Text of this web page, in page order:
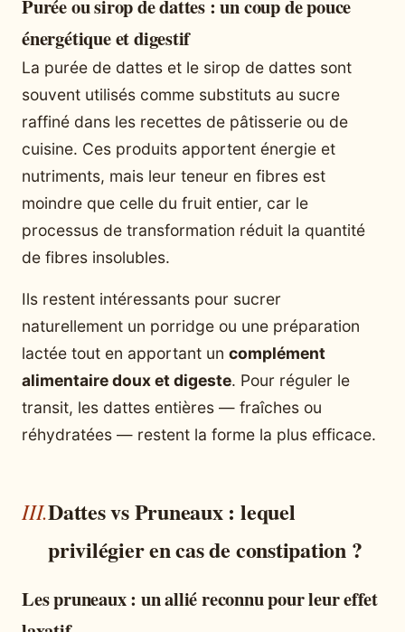
Purée ou sirop de dattes : un coup de pouce
énergétique et digestif
La purée de dattes et le sirop de dattes sont
souvent utilisés comme substituts au sucre
raffiné dans les recettes de pâtisserie ou de
cuisine. Ces produits apportent énergie et
nutriments, mais leur teneur en fibres est
moindre que celle du fruit entier, car le
processus de transformation réduit la quantité
de fibres insolubles.
Ils restent intéressants pour sucrer
naturellement un porridge ou une préparation
lactée tout en apportant un complément
alimentaire doux et digeste. Pour réguler le
transit, les dattes entières — fraîches ou
réhydratées — restent la forme la plus efficace.
Dattes vs Pruneaux : lequel
privilégier en cas de constipation ?
Les pruneaux : un allié reconnu pour leur effet